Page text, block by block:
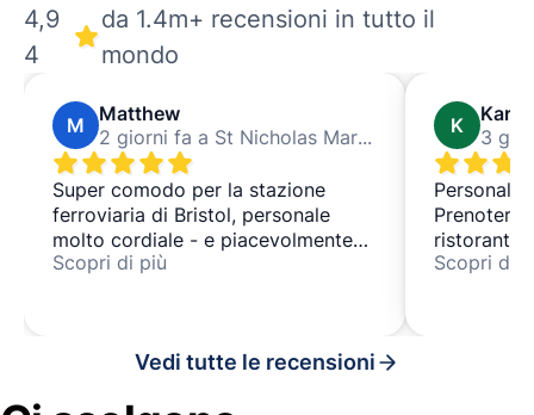
4,9
4
da 1.4m+ recensioni in tutto il
mondo
M
Matthew
2 giorni fa a St Nicholas Market
Super comodo per la stazione
ferroviaria di Bristol, personale
molto cordiale - e piacevolmente
climatizzato in una giornata calda.
Scopri di più
K
Personale
ristoranti
per bere
Scopri di
Vedi tutte le recensioni